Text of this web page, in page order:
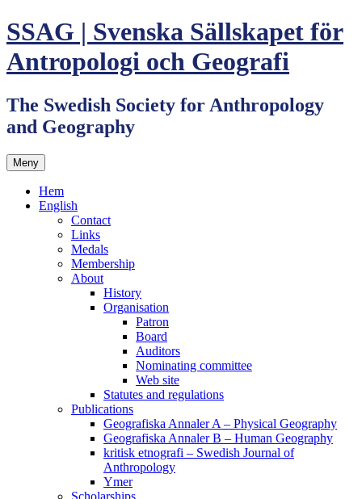
Hoppa
till
innehåll
SSAG | Svenska Sällskapet för
Antropologi och Geografi
The Swedish Society for Anthropology
and Geography
Meny
Hem
English
Contact
Links
Medals
Membership
About
History
Organisation
Patron
Board
Auditors
Nominating committee
Web site
Statutes and regulations
Publications
Geografiska Annaler A – Physical Geography
Geografiska Annaler B – Human Geography
kritisk etnografi – Swedish Journal of
Anthropology
Ymer
Scholarships